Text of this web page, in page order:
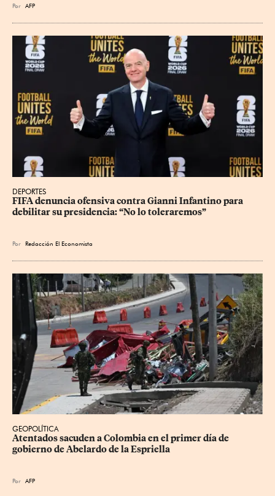
Por AFP
DEPORTES
FIFA denuncia ofensiva contra Gianni Infantino para
debilitar su presidencia: “No lo toleraremos”
Por Redacción El Economista
GEOPOLÍTICA
Atentados sacuden a Colombia en el primer día de
gobierno de Abelardo de la Espriella
Por AFP